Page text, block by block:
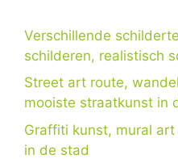
Verschillende
schilderen, realistisch
Street art route,
mooiste straatkunst in
Graffiti kunst, mural
in de stad